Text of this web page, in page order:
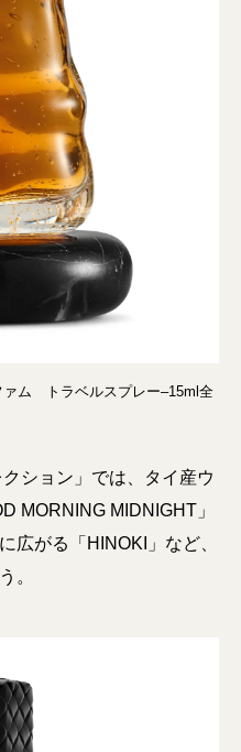
ァム トラベルスプレー–15ml全
ション」では、タイ産ウ
MORNING MIDNIGHT」
広がる「HINOKI」など、
。